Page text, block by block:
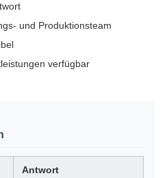
und Produktionsteam
verfügbar
Antwort